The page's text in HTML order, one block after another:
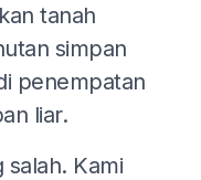
tanah
simpan
penempatan
liar.
Kami